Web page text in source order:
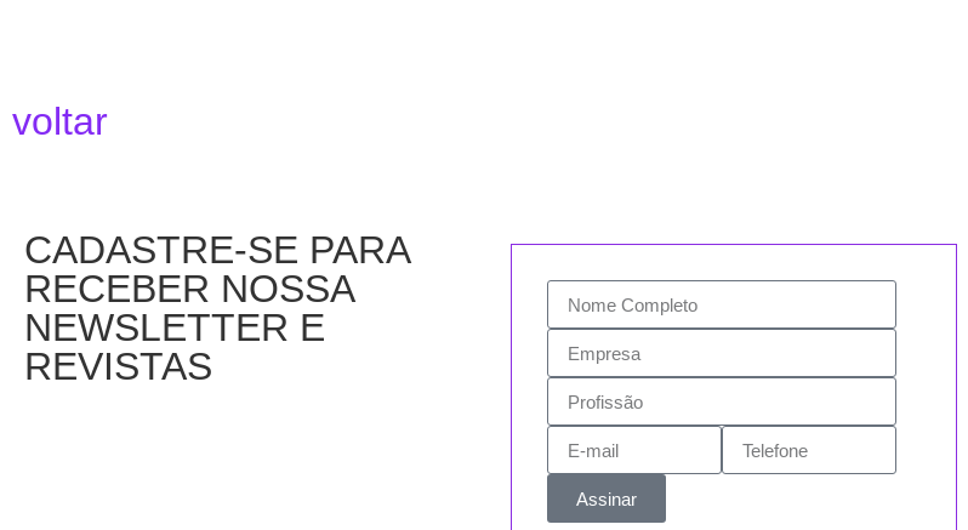
voltar
CADASTRE-SE PARA
RECEBER NOSSA
NEWSLETTER E
REVISTAS
Assinar